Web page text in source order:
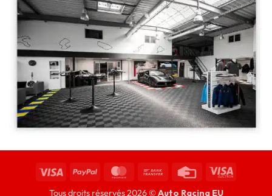
Tous droits réservés 2026 © Auto Racing EU